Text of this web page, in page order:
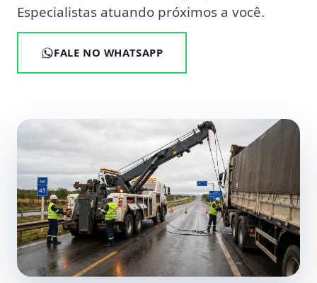
Especialistas atuando próximos a você.
FALE NO WHATSAPP